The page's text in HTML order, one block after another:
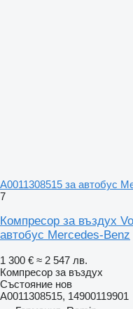
A0011308515 за автобус
7
Компресор за въздух
автобус Mercedes-Benz
1 300 € ≈ 2 547 лв.
Компресор за въздух
Състояние нов
A0011308515, 14900119901